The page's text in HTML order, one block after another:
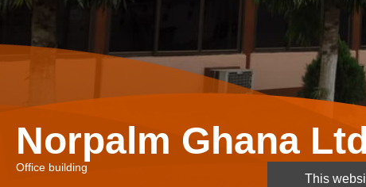
Norpalm Ghana
Office building
This